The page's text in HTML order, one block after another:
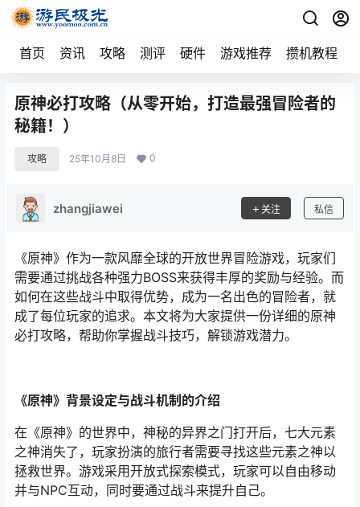
首页 资讯 攻略 测评 硬件 游戏推荐 攒机教程
原神必打攻略（从零开始，打造最强冒险者的
秘籍！）
攻略 25年10月8日 0
zhangjiawei 关注 私信
《原神》作为一款风靡全球的开放世界冒险游戏，玩家们
需要通过挑战各种强力BOSS来获得丰厚的奖励与经验。而
如何在这些战斗中取得优势，成为一名出色的冒险者，就
成了每位玩家的追求。本文将为大家提供一份详细的原神
必打攻略，帮助你掌握战斗技巧，解锁游戏潜力。
《原神》背景设定与战斗机制的介绍
在《原神》的世界中，神秘的异界之门打开后，七大元素
之神消失了，玩家扮演的旅行者需要寻找这些元素之神以
拯救世界。游戏采用开放式探索模式，玩家可以自由移动
并与NPC互动，同时要通过战斗来提升自己。